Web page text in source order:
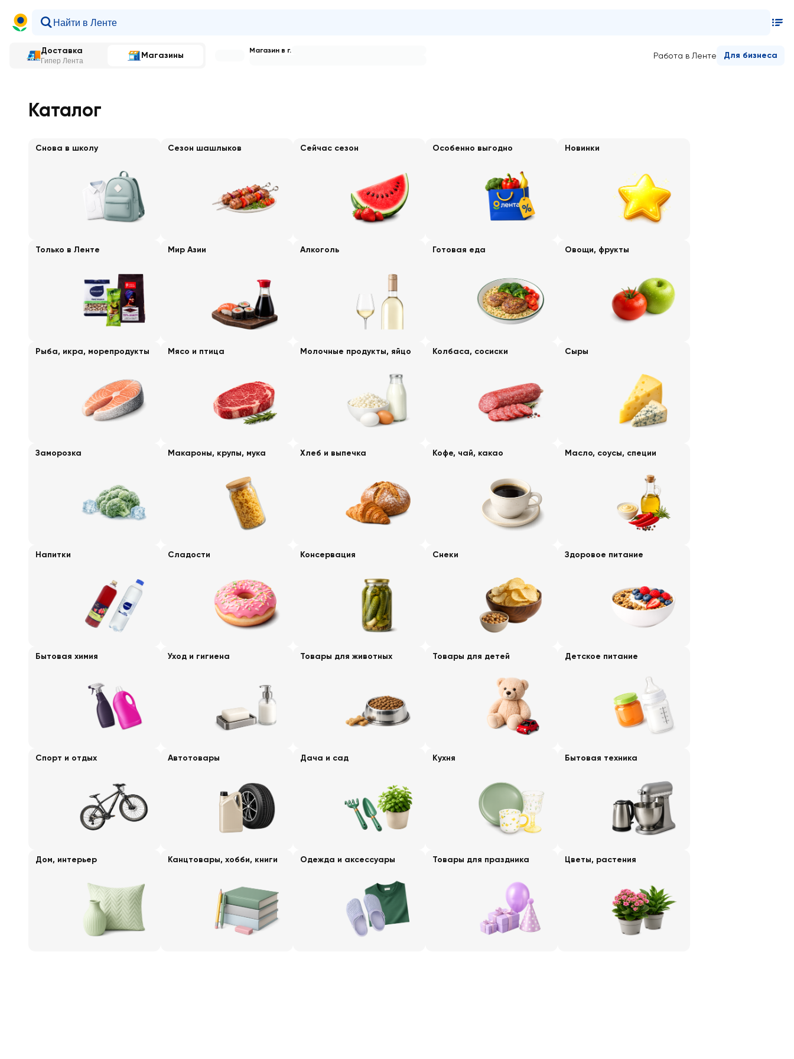
Доставка
Гипер Лента
Магазины Работа в Ленте Для бизнеса
Магазин в г.
Каталог
Снова в школу Сезон шашлыков Сейчас сезон Особенно выгодно Новинки
Только в Ленте Мир Азии Алкоголь Готовая еда Овощи, фрукты
Рыба, икра, морепродукты Мясо и птица Молочные продукты, яйцо Колбаса, сосиски Сыры
Заморозка Макароны, крупы, мука Хлеб и выпечка Кофе, чай, какао Масло, соусы, специи
Напитки Сладости Консервация Снеки Здоровое питание
Бытовая химия Уход и гигиена Товары для животных Товары для детей Детское питание
Спорт и отдых Автотовары Дача и сад Кухня Бытовая техника
Дом, интерьер Канцтовары, хобби, книги Одежда и аксессуары Товары для праздника Цветы, растения